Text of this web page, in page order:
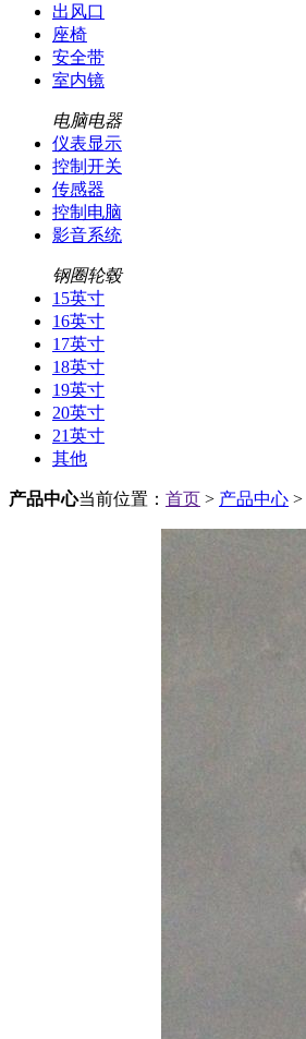
出风口
座椅
安全带
室内镜
电脑电器
仪表显示
控制开关
传感器
控制电脑
影音系统
钢圈轮毂
15英寸
16英寸
17英寸
18英寸
19英寸
20英寸
21英寸
其他
产品中心当前位置： 首页 > 产品中心 >